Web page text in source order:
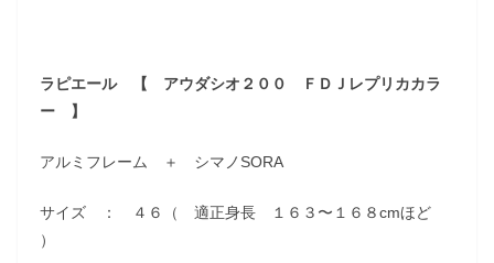
ラピエール 【 アウダシオ２００ ＦＤＪレプリカカラ
ー 】
アルミフレーム ＋ シマノSORA
サイズ ： ４６（ 適正身長 １６３〜１６８cmほど
）